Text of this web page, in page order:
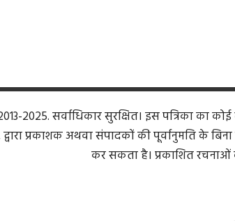
2025. सर्वाधिकार सुरक्षित। इस पत्रिका का
प्रकाशक अथवा संपादकों की पूर्वानुमति के
कर सकता है। प्रकाशित